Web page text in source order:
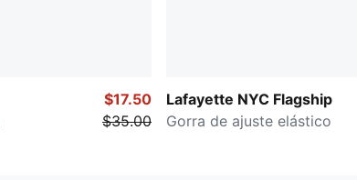
$17.50
$35.00
Lafayette NYC Flagship
Gorra de ajuste elástico